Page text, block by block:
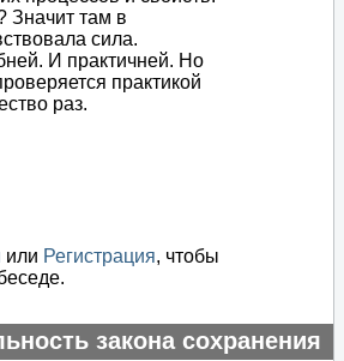
Значит там в
сила.
И практичней. Но
практикой
раз.
или Регистрация, чтобы
закона сохранения